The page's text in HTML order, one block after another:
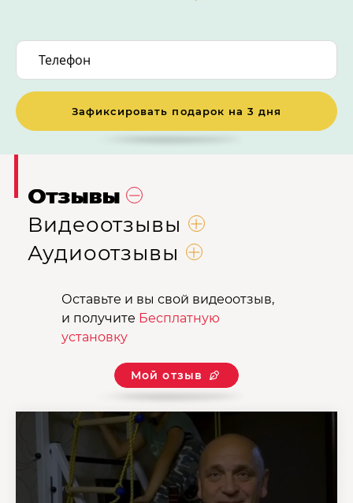
Зафиксировать подарок на 3 дня
Отзывы
Видеоотзывы
Аудиоотзывы
Оставьте и вы свой видеоотзыв,
и получите Бесплатную
установку
Мой отзыв